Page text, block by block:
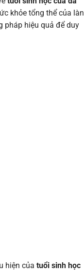
khỏe tổng thể của làn
pháp hiệu quả để duy
hiện của tuổi sinh học